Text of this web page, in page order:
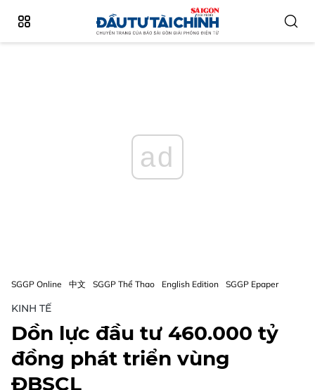
ad
SGGP Online 中文 SGGP Thể Thao English Edition SGGP Epaper
KINH TẾ
Dồn lực đầu tư 460.000 tỷ
đồng phát triển vùng
ĐBSCL